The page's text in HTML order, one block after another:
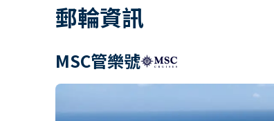
郵輪資訊
MSC管樂號